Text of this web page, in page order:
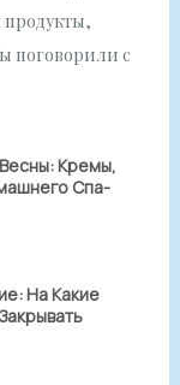
продукты,
поговорили с
Кремы,
Спа-
На Какие